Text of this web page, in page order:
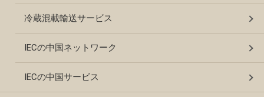
冷蔵混載輸送サービス
IECの中国ネットワーク
IECの中国サービス